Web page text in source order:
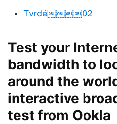
Tvrdé￼￼￼￼02
Test your
bandwidth to
around the
interactive
test from Ookla